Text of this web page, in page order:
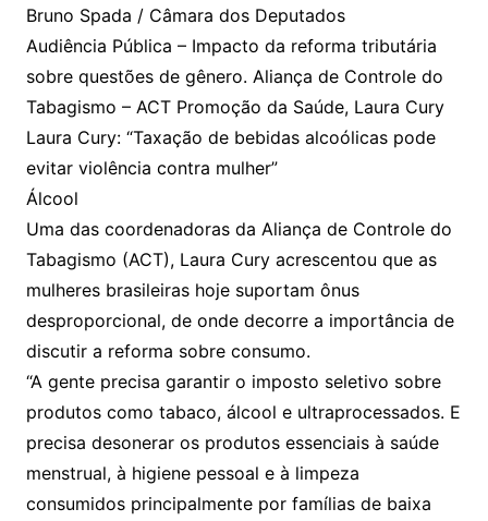
Bruno Spada / Câmara dos Deputados
Audiência Pública – Impacto da reforma tributária
sobre questões de gênero. Aliança de Controle do
Tabagismo – ACT Promoção da Saúde, Laura Cury
Laura Cury: “Taxação de bebidas alcoólicas pode
evitar violência contra mulher”
Álcool
Uma das coordenadoras da Aliança de Controle do
Tabagismo (ACT), Laura Cury acrescentou que as
mulheres brasileiras hoje suportam ônus
desproporcional, de onde decorre a importância de
discutir a reforma sobre consumo.
“A gente precisa garantir o imposto seletivo sobre
produtos como tabaco, álcool e ultraprocessados. E
precisa desonerar os produtos essenciais à saúde
menstrual, à higiene pessoal e à limpeza
consumidos principalmente por famílias de baixa